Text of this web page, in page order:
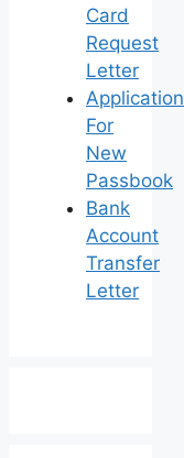
Card
Request
Letter
Application
For
New
Passbook
Bank
Account
Transfer
Letter